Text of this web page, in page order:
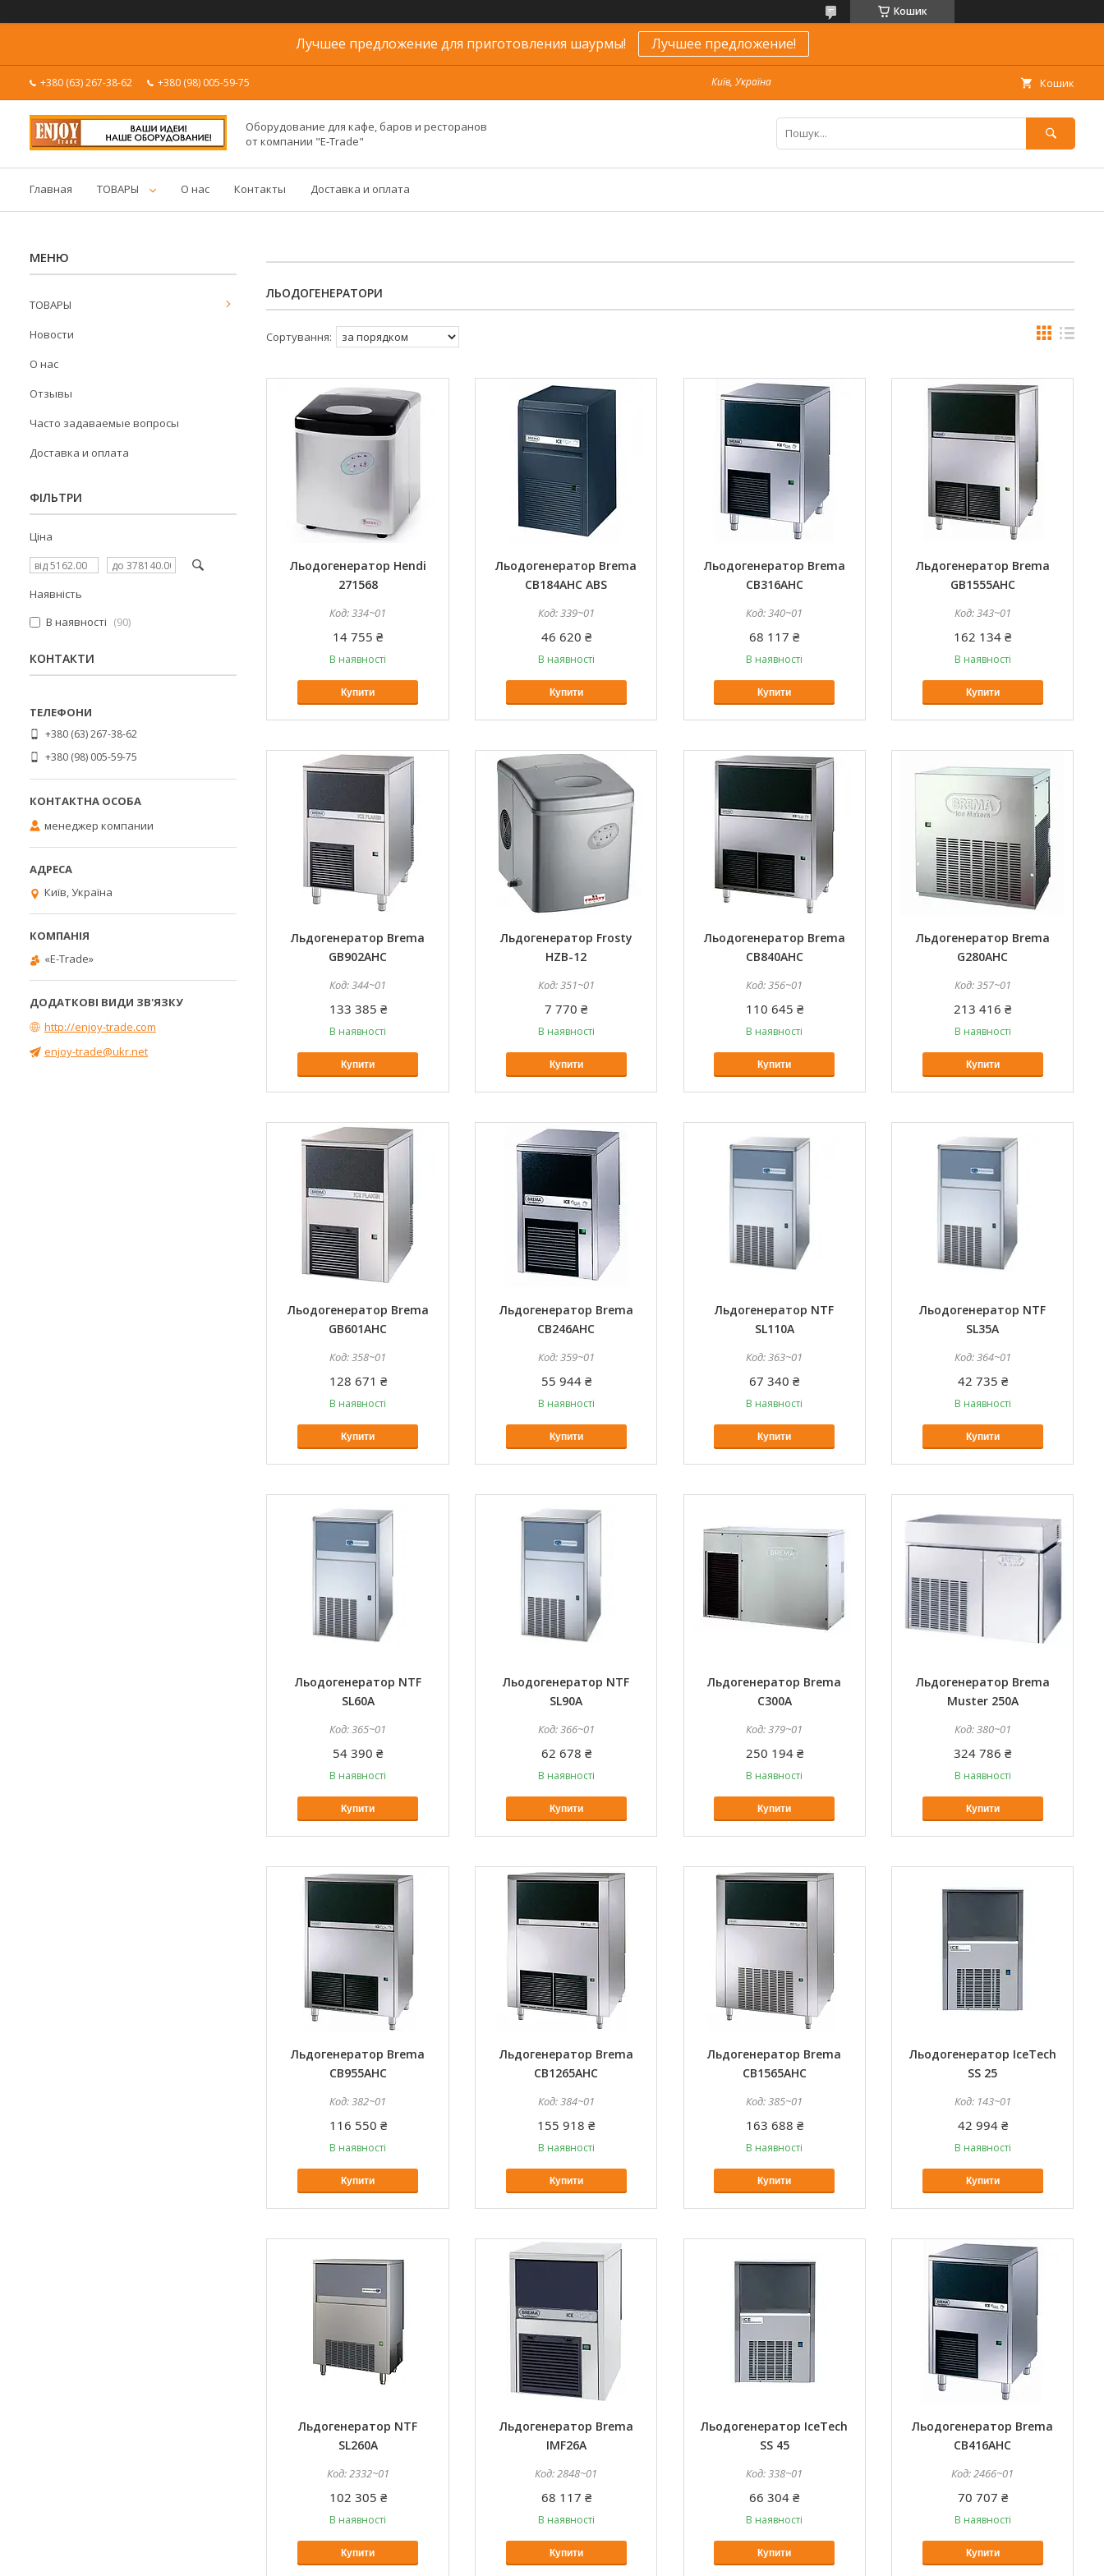
Кошик
Лучшее предложение для приготовления шаурмы! Лучшее предложение!
+380 (63) 267-38-62 +380 (98) 005-59-75 Київ, Україна Кошик
Оборудование для кафе, баров и ресторанов
от компании "E-Trade"
Главная ТОВАРЫ О нас Контакты Доставка и оплата
ЛЬОДОГЕНЕРАТОРИ
Льодогенератор Hendi
271568
334~01
14 755 ₴
В наявності
Купити
Льодогенератор Brema
CB184AHC ABS
339~01
46 620 ₴
В наявності
Купити
Льодогенератор Brema
СВ316AHC
340~01
68 117 ₴
В наявності
Купити
Льдогенератор Brema
GB1555AHC
343~01
162 134 ₴
В наявності
Купити
Льдогенератор Brema
GB902AHC
344~01
133 385 ₴
В наявності
Купити
Льдогенератор Frosty
HZB-12
351~01
7 770 ₴
В наявності
Купити
Льодогенератор Brema
CB840AHC
356~01
110 645 ₴
В наявності
Купити
Льдогенератор Brema
G280AHC
357~01
213 416 ₴
В наявності
Купити
Льодогенератор Brema
GB601AHC
358~01
128 671 ₴
В наявності
Купити
Льдогенератор Brema
CB246AHC
359~01
55 944 ₴
В наявності
Купити
Льдогенератор NTF
SL110A
363~01
67 340 ₴
В наявності
Купити
Льодогенератор NTF
SL35A
364~01
42 735 ₴
В наявності
Купити
Льодогенератор NTF
SL60A
365~01
54 390 ₴
В наявності
Купити
Льодогенератор NTF
SL90A
366~01
62 678 ₴
В наявності
Купити
Льдогенератор Brema
C300A
379~01
250 194 ₴
В наявності
Купити
Льдогенератор Brema
Muster 250A
380~01
324 786 ₴
В наявності
Купити
Льдогенератор Brema
CB955AHC
382~01
116 550 ₴
В наявності
Купити
Льдогенератор Brema
CB1265AHC
384~01
155 918 ₴
В наявності
Купити
Льдогенератор Brema
CB1565AHC
385~01
163 688 ₴
В наявності
Купити
Льодогенератор IceTech
SS 25
143~01
42 994 ₴
В наявності
Купити
Льдогенератор NTF
SL260A
2332~01
102 305 ₴
В наявності
Купити
Льдогенератор Brema
IMF26A
2848~01
68 117 ₴
В наявності
Купити
Льодогенератор IceTech
SS 45
338~01
66 304 ₴
В наявності
Купити
Льодогенератор Brema
СВ416AHC
2466~01
70 707 ₴
В наявності
Купити
ТОВАРЫ
Новости
О нас
Отзывы
Часто задаваемые вопросы
Доставка и оплата
ФІЛЬТРИ
Ціна
Наявність
В наявності
90
КОНТАКТИ
+380 (63) 267-38-62
+380 (98) 005-59-75
менеджер компании
Київ, Україна
«E-Trade»
http://enjoy-trade.com
enjoy-trade@ukr.net